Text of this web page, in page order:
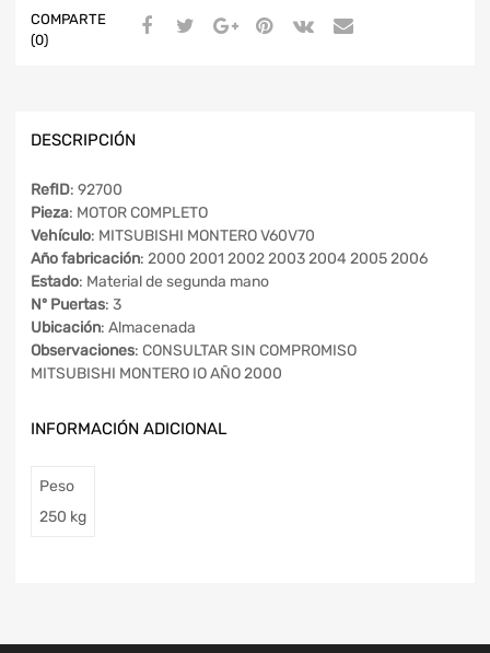
COMPARTE
(0)
DESCRIPCIÓN
RefID: 92700
Pieza: MOTOR COMPLETO
Vehículo: MITSUBISHI MONTERO V60V70
Año fabricación: 2000 2001 2002 2003 2004 2005 2006
Estado: Material de segunda mano
Nº Puertas: 3
Ubicación: Almacenada
Observaciones: CONSULTAR SIN COMPROMISO
MITSUBISHI MONTERO IO AÑO 2000
INFORMACIÓN ADICIONAL
Peso
250 kg